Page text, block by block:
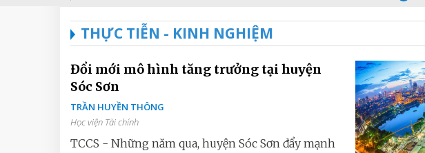
THỰC TIỄN - KINH NGHIỆM
Đổi mới mô hình tăng trưởng tại huyện
Sóc Sơn
TRẦN HUYỀN THÔNG
Học viện Tài chính
TCCS - Những năm qua, huyện Sóc Sơn đẩy mạnh